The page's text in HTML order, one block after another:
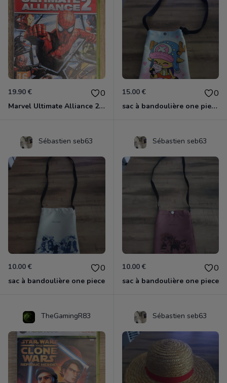
19.90 € 0
Marvel Ultimate Alliance 2 Xbox 360
15.00 € 0
sac à bandoulière one piece chopper
Sébastien seb63
10.00 € 0
sac à bandoulière one piece
Sébastien seb63
10.00 € 0
sac à bandoulière one piece
TheGamingR83 Sébastien seb63